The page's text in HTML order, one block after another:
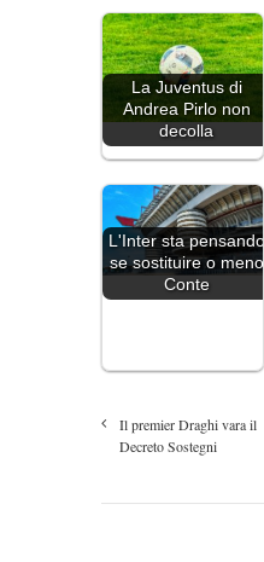
La Juventus di
Andrea Pirlo non
decolla
L'Inter sta pensando
se sostituire o meno
Conte
Il premier Draghi vara il
Decreto Sostegni